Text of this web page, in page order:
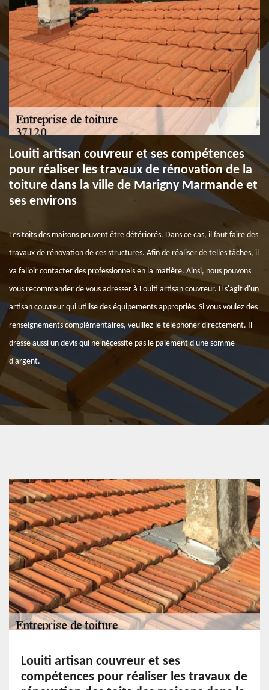
Louiti artisan couvreur et ses compétences
pour réaliser les travaux de rénovation de la
toiture dans la ville de Marigny Marmande et
ses environs
Les toits des maisons peuvent être détériorés. Dans ce cas, il faut faire des
travaux de rénovation de ces structures. Afin de réaliser de telles tâches, il
va falloir contacter des professionnels en la matière. Ainsi, nous pouvons
vous recommander de vous adresser à Louiti artisan couvreur. Il s'agit d'un
artisan couvreur qui utilise des équipements appropriés. Si vous voulez des
renseignements complémentaires, veuillez le téléphoner directement. Il
dresse aussi un devis qui ne nécessite pas le paiement d'une somme
d'argent.
Louiti artisan couvreur et ses
compétences pour réaliser les travaux de